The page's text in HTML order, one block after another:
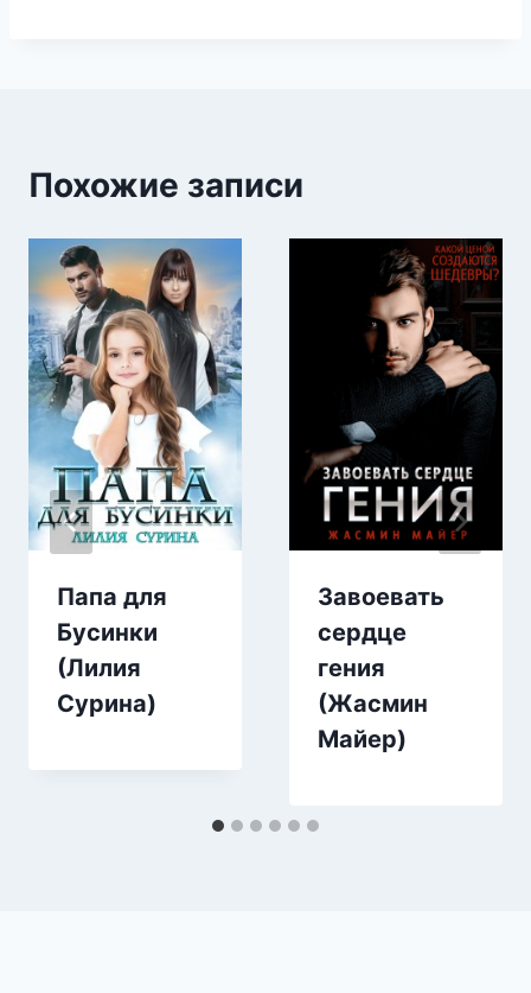
Похожие записи
Папа для
Бусинки
(Лилия
Сурина)
Завоевать
сердце
гения
(Жасмин
Майер)